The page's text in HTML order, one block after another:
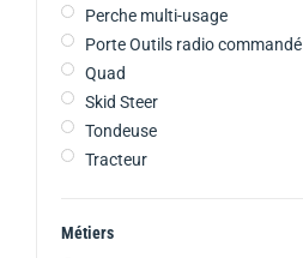
Perche multi-usage
Porte Outils radio commandé
Quad
Skid Steer
Tondeuse
Tracteur
Métiers